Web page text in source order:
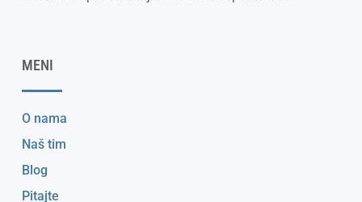
MENI
O nama
Naš tim
Blog
Pitajte